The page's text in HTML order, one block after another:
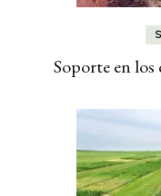
Soporte en